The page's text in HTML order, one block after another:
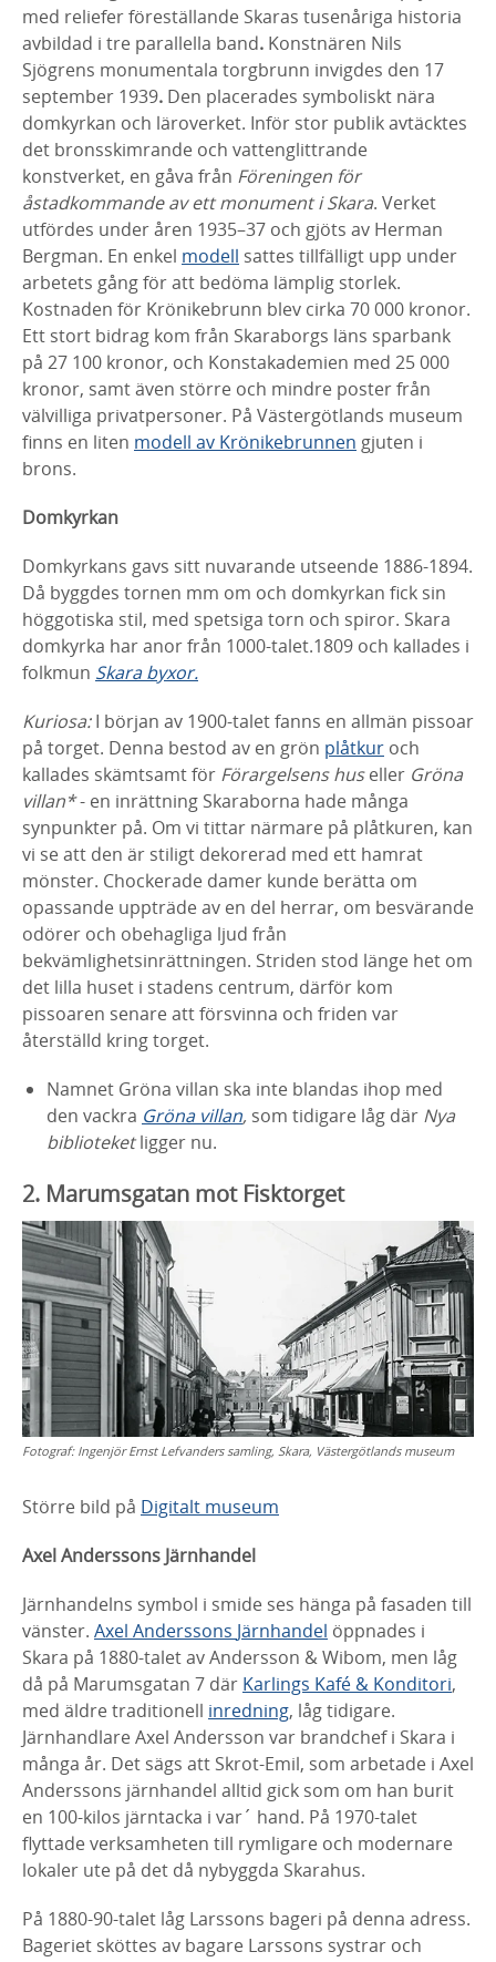
med reliefer föreställande Skaras tusenåriga historia
avbildad i tre parallella band. Konstnären Nils
Sjögrens monumentala torgbrunn invigdes den 17
september 1939. Den placerades symboliskt nära
domkyrkan och läroverket. Inför stor publik avtäcktes
det bronsskimrande och vattenglittrande
konstverket, en gåva från Föreningen för
åstadkommande av ettmonument i Skara. Verket
utfördes under åren 1935–37 och gjöts av Herman
Bergman. En enkel modell sattes tillfälligt upp under
arbetets gång för att bedöma lämplig storlek.
Kostnaden för Krönikebrunn blev cirka 70 000 kronor.
Ett stort bidrag kom från Skaraborgs läns sparbank
på 27 100 kronor, och Konstakademien med 25 000
kronor, samt även större och mindre poster från
välvilliga privatpersoner. På Västergötlands museum
finns en liten modell av Krönikebrunnen gjuten i
brons.
Domkyrkan
Domkyrkans gavs sitt nuvarande utseende 1886-1894.
Då byggdes tornen mm om och domkyrkan fick sin
höggotiska stil, med spetsiga torn och spiror. Skara
domkyrka haranor från 1000-talet.1809 och kallades i
folkmun Skara byxor.
Kuriosa:I början av 1900-talet fanns en allmän pissoar
på torget. Denna bestod av en grön plåtkur och
kallades skämtsamt för Förargelsens huseller Gröna
villan*- en inrättning Skaraborna hade många
synpunkter på. Om vi tittar närmare på plåtkuren, kan
vi se att den är stiligt dekorerad med ett hamrat
mönster. Chockerade damer kunde berätta om
opassande uppträde av en del herrar, om besvärande
odörer och obehagliga ljud från
bekvämlighetsinrättningen. Striden stod länge het om
det lilla huset i stadens centrum, därför kom
pissoaren senare att försvinna och friden var
återställd kring torget.
Namnet Gröna villan ska inte blandas ihop med
den vackra Gröna villan, som tidigare låg där Nya
biblioteketligger nu.
2. Marumsgatan mot Fisktorget
Fotograf: Ingenjör Ernst Lefvanders samling, Skara, Västergötlands museum
Större bild på Digitalt museum
Axel Anderssons Järnhandel
Järnhandelns symbol i smide ses hänga på fasaden till
vänster. Axel Anderssons Järnhandel öppnades i
Skara på 1880-talet av Andersson & Wibom, men låg
då på Marumsgatan 7 där Karlings Kafé & Konditori,
med äldre traditionell inredning, lågtidigare.
Järnhandlare Axel Andersson var brandchef i Skara i
många år. Det sägs att Skrot-Emil, som arbetade i Axel
Anderssons järnhandel alltid gick som om han burit
en 100-kilos järntacka i var´ hand. På 1970-talet
flyttade verksamheten till rymligare och modernare
lokaler ute på det då nybyggda Skarahus.
På 1880-90-talet låg Larssons bageri på denna adress.
Bageriet sköttes av bagare Larssons systrar och